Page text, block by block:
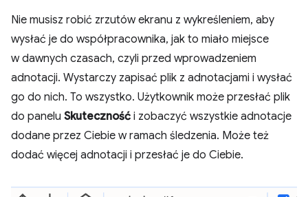
Nie musisz robić zrzutów ekranu z wykreśleniem, aby
wysłać je do współpracownika, jak to miało miejsce
w dawnych czasach, czyli przed wprowadzeniem
adnotacji. Wystarczy zapisać plik z adnotacjami i wysłać
go do nich. To wszystko. Użytkownik może przesłać plik
do panelu Skuteczność i zobaczyć wszystkie adnotacje
dodane przez Ciebie w ramach śledzenia. Może też
dodać więcej adnotacji i przesłać je do Ciebie.